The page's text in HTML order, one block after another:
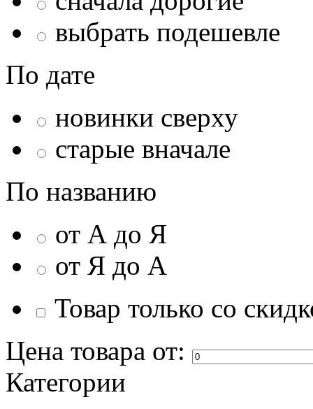
выбрать подешевле
По дате
новинки сверху
старые вначале
По названию
от А до Я
от Я до А
Товар только со
Цена товара от:
Категории